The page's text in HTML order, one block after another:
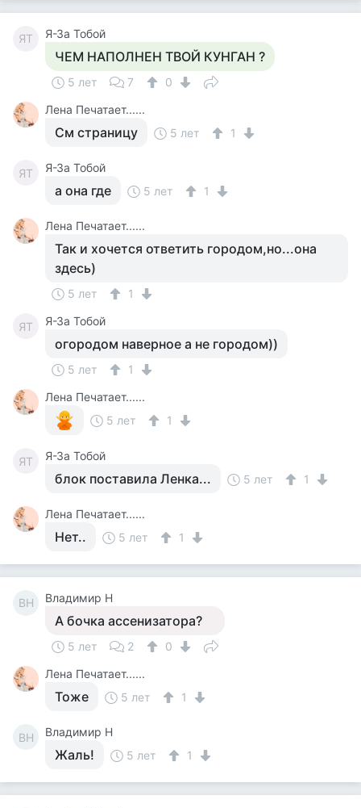
ЯТ Я-За Тобой
ЧЕМ НАПОЛНЕН ТВОЙ КУНГАН ?
5 лет 7
0
Лена Печатает......
См страницу 5 лет 1
ЯТ Я-За Тобой
а она где 5 лет 1
Лена Печатает......
Так и хочется ответить городом,но...она
здесь)
5 лет 1
ЯТ Я-За Тобой
огородом наверное а не городом))
5 лет
1
Лена Печатает......
5 лет
1
ЯТ Я-За Тобой
блок поставила Ленка... 5 лет 1
Лена Печатает......
Нет.. 5 лет 1
ВН Владимир Н
А бочка ассенизатора?
5 лет 2
0
Лена Печатает......
Тоже 5 лет 1
ВН Владимир Н
Жаль! 5 лет 1